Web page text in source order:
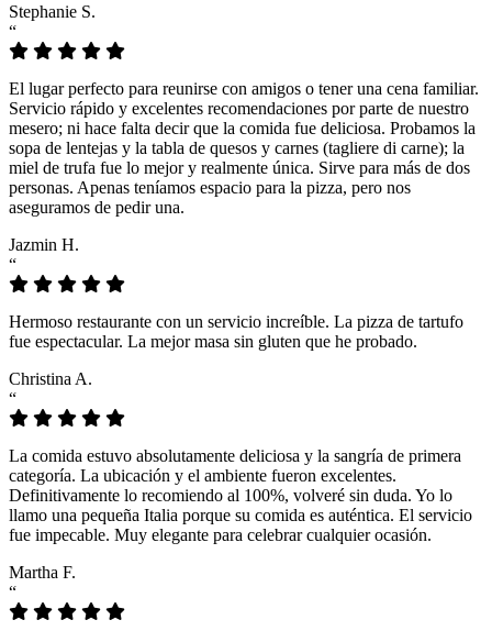
Stephanie S.
“
El lugar perfecto para reunirse con amigos o tener una cena familiar.
Servicio rápido y excelentes recomendaciones por parte de nuestro
mesero; ni hace falta decir que la comida fue deliciosa. Probamos la
sopa de lentejas y la tabla de quesos y carnes (tagliere di carne); la
miel de trufa fue lo mejor y realmente única. Sirve para más de dos
personas. Apenas teníamos espacio para la pizza, pero nos
aseguramos de pedir una.
Jazmin H.
“
Hermoso restaurante con un servicio increíble. La pizza de tartufo
fue espectacular. La mejor masa sin gluten que he probado.
Christina A.
“
La comida estuvo absolutamente deliciosa y la sangría de primera
categoría. La ubicación y el ambiente fueron excelentes.
Definitivamente lo recomiendo al 100%, volveré sin duda. Yo lo
llamo una pequeña Italia porque su comida es auténtica. El servicio
fue impecable. Muy elegante para celebrar cualquier ocasión.
Martha F.
“